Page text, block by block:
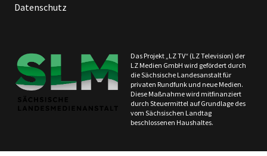
Datenschutz
Das Projekt „LZ TV“ (LZ Television) der
LZ Medien GmbH wird gefördert durch
die Sächsische Landesanstalt für
privaten Rundfunk und neue Medien.
Diese Maßnahme wird mitfinanziert
durch Steuermittel auf Grundlage des
vom Sächsischen Landtag
beschlossenen Haushaltes.